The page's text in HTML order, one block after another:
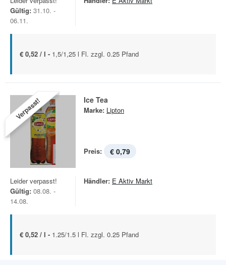
Gültig: 31.10. -
06.11.
€ 0,52 / l - 1,5/1,25 l Fl. zzgl. 0.25 Pfand
Verpasst! Ice Tea
Marke: Lipton
Preis: € 0,79
Leider verpasst!
Gültig: 08.08. -
14.08.
Händler: E Aktiv Markt
€ 0,52 / l - 1.25/1.5 l Fl. zzgl. 0.25 Pfand